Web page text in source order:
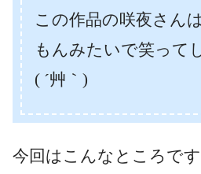
この作品の咲夜さん
もんみたいで笑って
( ´艸｀)
今回はこんなところです